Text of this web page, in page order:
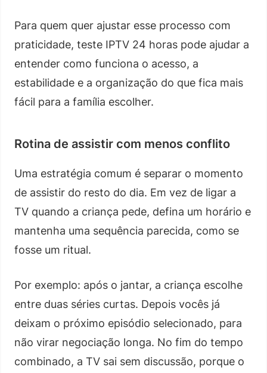
Para quem quer ajustar esse processo com
praticidade, teste IPTV 24 horas pode ajudar a
entender como funciona o acesso, a
estabilidade e a organização do que fica mais
fácil para a família escolher.
Rotina de assistir com menos conflito
Uma estratégia comum é separar o momento
de assistir do resto do dia. Em vez de ligar a
TV quando a criança pede, defina um horário e
mantenha uma sequência parecida, como se
fosse um ritual.
Por exemplo: após o jantar, a criança escolhe
entre duas séries curtas. Depois vocês já
deixam o próximo episódio selecionado, para
não virar negociação longa. No fim do tempo
combinado, a TV sai sem discussão, porque o